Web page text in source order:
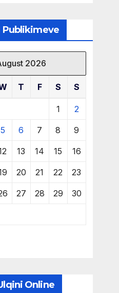
Publikimeve
2026
T F S S
1 2
5 6 7 8 9
13 14 15 16
20 21 22 23
27 28 29 30
Online